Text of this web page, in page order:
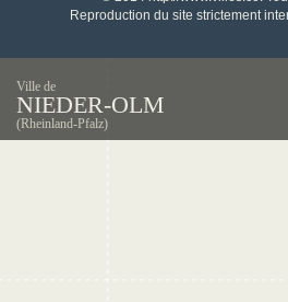
Reproduction du site strictement
Ville de
NIEDER-OLM
(Rheinland-Pfalz)